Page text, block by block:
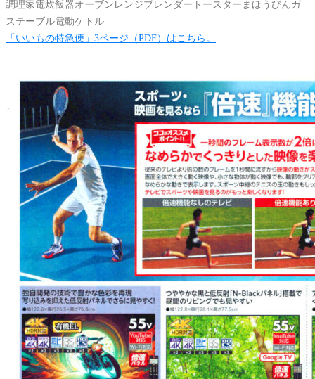
「いいもの特急便」3ページ（PDF）はこちら。